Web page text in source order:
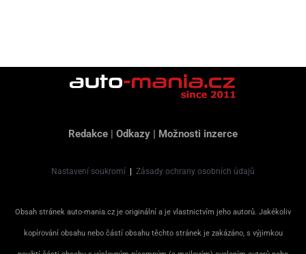
Redakce | Odkazy | Možnosti inzerce
Nastavení soukromí Zásady ochrany osobních údajů
Obsah stránek auto-mania.cz je originální a je vlastnictvím jeho autorů. Jakékoliv
kopírování obsahu nebo částí obsahu těchto stránek je zakázáno, s výjimkou